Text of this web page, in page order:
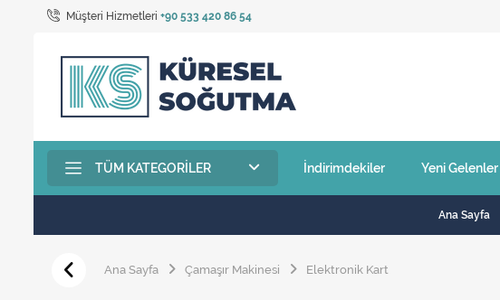
Müşteri Hizmetleri +90 533 420 86 54
TÜM KATEGORILER İndirimdekiler Yeni Gelenler
Ana Sayfa
Ana Sayfa Çamaşır Makinesi Elektronik Kart